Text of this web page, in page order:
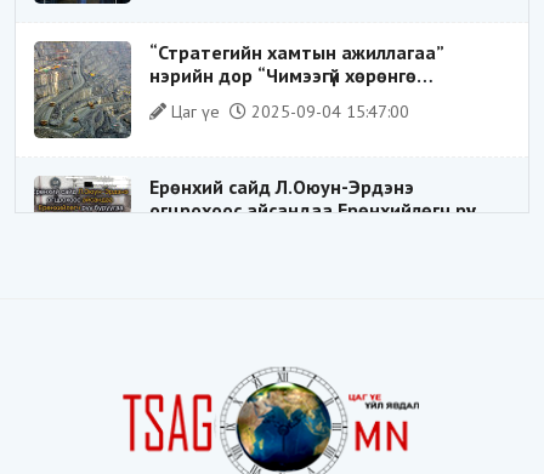
“Стратегийн хамтын ажиллагаа”
нэрийн дор “Чимээгүй хөрөнгө
хуримтлал”
Цаг үе 2025-09-04 15:47:00
Ерөнхий сайд Л.Оюун-Эрдэнэ
огцрохоос айсандаа Ерөнхийлөгч рүү
Видёо: ХУУЛЬ ЗӨРЧИН СОНГОГДСОН